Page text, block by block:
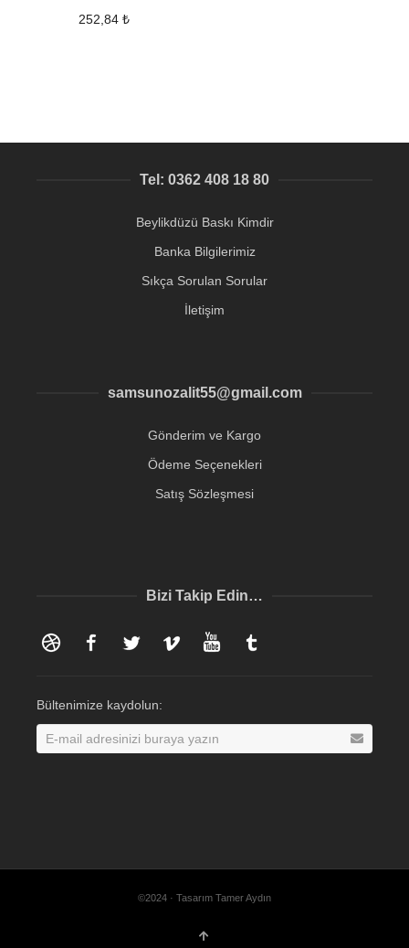
252,84 ₺
Tel: 0362 408 18 80
Beylikdüzü Baskı Kimdir
Banka Bilgilerimiz
Sıkça Sorulan Sorular
İletişim
samsunozalit55@gmail.com
Gönderim ve Kargo
Ödeme Seçenekleri
Satış Sözleşmesi
Bizi Takip Edin…
Dribbble FacebookTwitter Vimeo YouTube
Bültenimize kaydolun:
©2024 · Tasarım Tamer Aydın